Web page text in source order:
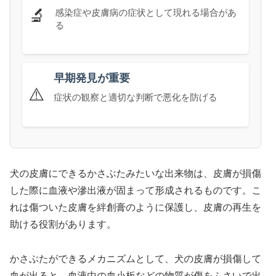
🔬
感染症や皮膚病の症状として現れる場合があ
る
⚠️
早期発見が重要
症状の観察と適切な判断で悪化を防げる
犬の皮膚にできるかさぶたみたいな出来物は、皮膚が損傷
した際に血液や滲出液が固まって形成されるものです。こ
れは傷ついた皮膚を絆創膏のように保護し、皮膚の再生を
助ける役割があります。
かさぶたができるメカニズムとして、犬の皮膚が損傷して